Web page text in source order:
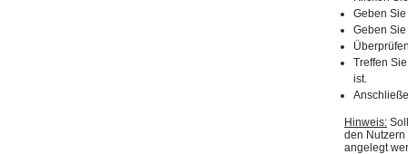
Geben
Geben Sie
Treffen
ist.
Hinweis:
den Nutzern
angelegt